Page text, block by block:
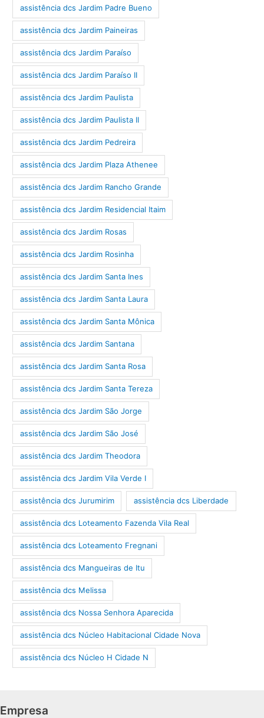
assistência dcs Jardim Padre Bueno
assistência dcs Jardim Paineiras
assistência dcs Jardim Paraíso
assistência dcs Jardim Paraíso II
assistência dcs Jardim Paulista
assistência dcs Jardim Paulista II
assistência dcs Jardim Pedreira
assistência dcs Jardim Plaza Athenee
assistência dcs Jardim Rancho Grande
assistência dcs Jardim Residencial Itaim
assistência dcs Jardim Rosas
assistência dcs Jardim Rosinha
assistência dcs Jardim Santa Ines
assistência dcs Jardim Santa Laura
assistência dcs Jardim Santa Mônica
assistência dcs Jardim Santana
assistência dcs Jardim Santa Rosa
assistência dcs Jardim Santa Tereza
assistência dcs Jardim São Jorge
assistência dcs Jardim São José
assistência dcs Jardim Theodora
assistência dcs Jardim Vila Verde I
assistência dcs Jurumirim assistência dcs Liberdade
assistência dcs Loteamento Fazenda Vila Real
assistência dcs Loteamento Fregnani
assistência dcs Mangueiras de Itu
assistência dcs Melissa
assistência dcs Nossa Senhora Aparecida
assistência dcs Núcleo Habitacional Cidade Nova
assistência dcs Núcleo H Cidade N
Empresa